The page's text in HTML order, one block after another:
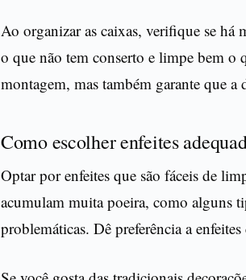
Ao organizar as caixas, verifique se há
o que não tem conserto e limpe bem o
montagem, mas também garante que a
Como escolher enfeites
Optar por enfeites que são fáceis de
acumulam muita poeira, como alguns
problemáticas. Dê preferência a